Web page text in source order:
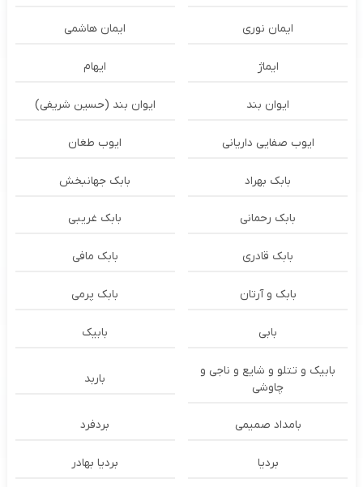
ایمان نوری ایمان هاشمی
ایماژ ایهام
ایوان بند ایوان بند (حسین شریفی)
ایوب صفایی داریانی ایوب طغان
بابک بهراد بابک جهانبخش
بابک رحمانی بابک غریبی
بابک قادری بابک مافی
بابک و آرتان بابک پرمی
بابی بابیک
بابیک و تتلو و شایع و ناجی و
چاوشی
باربد
بامداد صمیمی بردفرد
بردیا بردیا بهادر